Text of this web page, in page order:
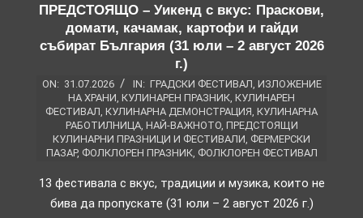
ПРЕДСТОЯЩО – Уикенд с вкус: Праскови,
домати, качамак, картофи и гайди
събират България (31 юли – 2 август 2026
г.)
ON: 31.07.2026 IN: ГРАДСКИ ФЕСТИВАЛ ИЗЛОЖЕНИЕ
НА ХРАНИ КУЛИНАРЕН ПРАЗНИК КУЛИНАРЕН
ФЕСТИВАЛ КУЛИНАРНА ДЕМОНСТРАЦИЯ КУЛИНАРНА
РАБОТИЛНИЦА, НАЙ-ВАЖНОТО, ПРЕДСТОЯЩИ
КУЛИНАРНИ ПРАЗНИЦИ И ФЕСТИВАЛИ ФЕРМЕРСКИ
ПАЗАР, ФОЛКЛОРЕН ПРАЗНИК, ФОЛКЛОРЕН ФЕСТИВАЛ
13 фестивала с вкус, традиции и музика, които не
бива да пропускате (31 юли – 2 август 2026 г.)